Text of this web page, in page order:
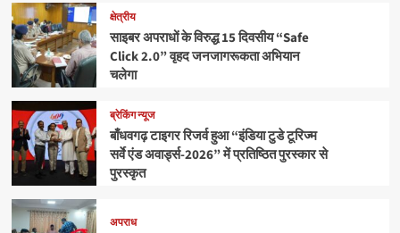
क्षेत्रीय
साइबर अपराधों के विरुद्ध 15 दिवसीय “Safe
Click 2.0” वृहद जनजागरूकता अभियान
चलेगा
ब्रेकिंग न्यूज
बाँधवगढ़ टाइगर रिजर्व हुआ “इंडिया टुडे टूरिज्म
सर्वे एंड अवार्ड्स-2026” में प्रतिष्ठित पुरस्कार से
पुरस्कृत
अपराध